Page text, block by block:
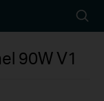
icon
90WV1